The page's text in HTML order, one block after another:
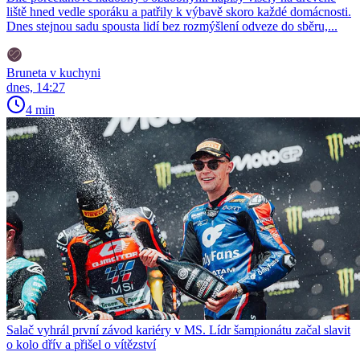
liště hned vedle sporáku a patřily k výbavě skoro každé domácnosti.
Dnes stejnou sadu spousta lidí bez rozmýšlení odveze do sběru,...
Bruneta v kuchyni
dnes, 14:27
4 min
Salač vyhrál první závod kariéry v MS. Lídr šampionátu začal slavit
o kolo dřív a přišel o vítězství